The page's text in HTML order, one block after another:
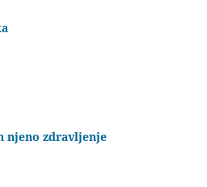
njeno zdravljenje